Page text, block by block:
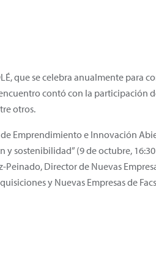
que se celebra anualmente para
contó con la participación
otros.
Emprendimiento e Innovación
sostenibilidad” (9 de octubre,
Director de Nuevas
y Nuevas Empresas de